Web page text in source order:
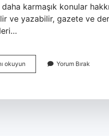
karmaşık konular
ve yazabilir, gazete ve
okuyun
Dan
Ne
Yorum Bırak